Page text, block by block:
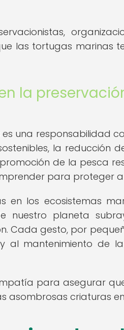
las tortugas marinas
la
una responsabilidad
la reducción
de la pesca
para proteger
los ecosistemas
nuestro planeta
Cada gesto, por
al mantenimiento de
para asegurar
asombrosas criaturas